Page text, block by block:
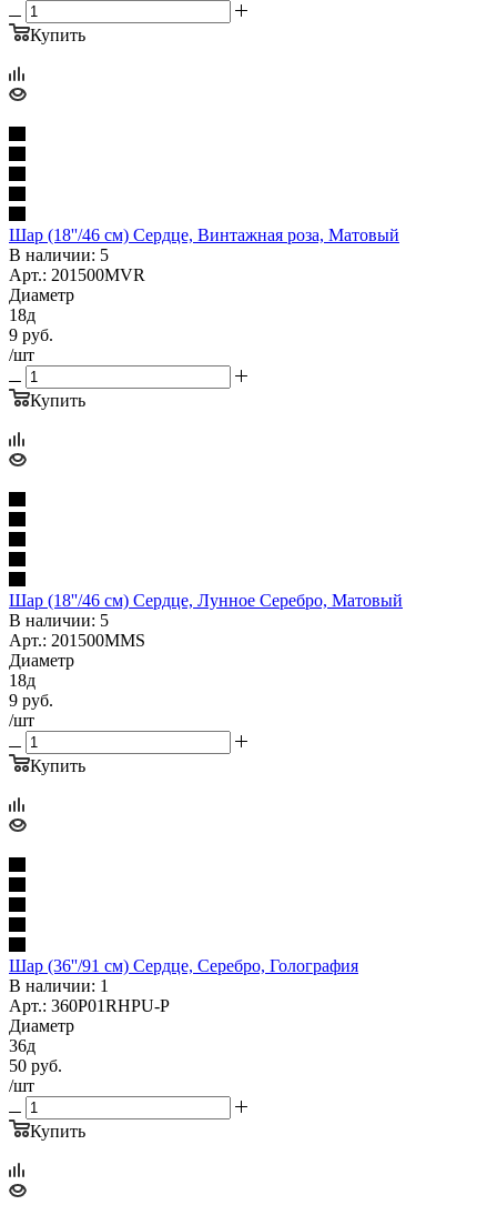
Купить
Шар (18''/46 см) Сердце, Винтажная роза, Матовый
В наличии: 5
Арт.: 201500MVR
Диаметр
18д
9 руб.
/шт
Купить
Шар (18''/46 см) Сердце, Лунное Серебро, Матовый
В наличии: 5
Арт.: 201500MMS
Диаметр
18д
9 руб.
/шт
Купить
Шар (36''/91 см) Сердце, Серебро, Голография
В наличии: 1
Арт.: 360P01RHPU-P
Диаметр
36д
50 руб.
/шт
Купить